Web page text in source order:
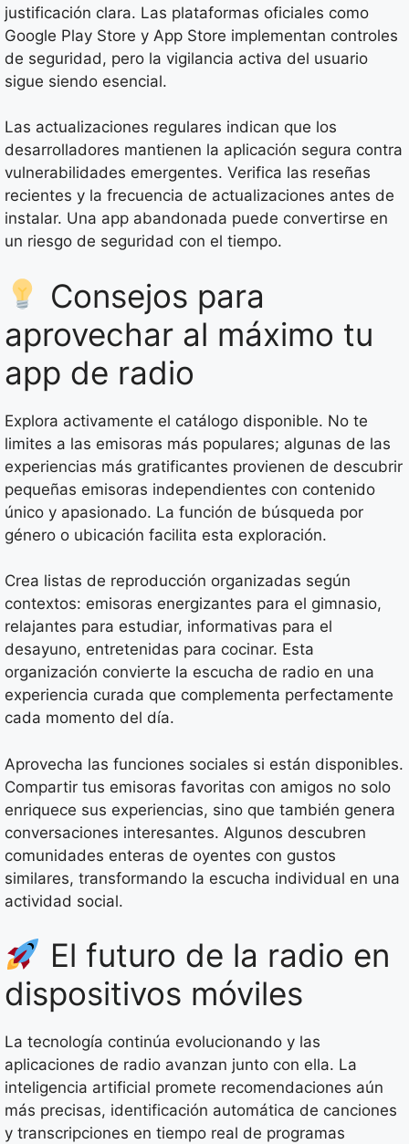
justificación clara. Las plataformas oficiales como
Google Play Store y App Store implementan controles
de seguridad, pero la vigilancia activa del usuario
sigue siendo esencial.
Las actualizaciones regulares indican que los
desarrolladores mantienen la aplicación segura contra
vulnerabilidades emergentes. Verifica las reseñas
recientes y la frecuencia de actualizaciones antes de
instalar. Una app abandonada puede convertirse en
un riesgo de seguridad con el tiempo.
Consejos para
aprovechar al máximo tu
app de radio
Explora activamente el catálogo disponible. No te
limites a las emisoras más populares; algunas de las
experiencias más gratificantes provienen de descubrir
pequeñas emisoras independientes con contenido
único y apasionado. La función de búsqueda por
género o ubicación facilita esta exploración.
Crea listas de reproducción organizadas según
contextos: emisoras energizantes para el gimnasio,
relajantes para estudiar, informativas para el
desayuno, entretenidas para cocinar. Esta
organización convierte la escucha de radio en una
experiencia curada que complementa perfectamente
cada momento del día.
Aprovecha las funciones sociales si están disponibles.
Compartir tus emisoras favoritas con amigos no solo
enriquece sus experiencias, sino que también genera
conversaciones interesantes. Algunos descubren
comunidades enteras de oyentes con gustos
similares, transformando la escucha individual en una
actividad social.
El futuro de la radio en
dispositivos móviles
La tecnología continúa evolucionando y las
aplicaciones de radio avanzan junto con ella. La
inteligencia artificial promete recomendaciones aún
más precisas, identificación automática de canciones
y transcripciones en tiempo real de programas